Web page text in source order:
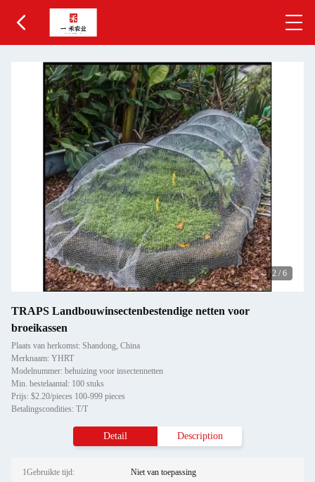
2 / 6
TRAPS Landbouwinsectenbestendige netten voor
broeikassen
Plaats van herkomst: Shandong, China
Merknaam: YHRT
Modelnummer: behuizing voor insectennetten
Min. bestelaantal: 100 stuks
Prijs: $2.20/pieces 100-999 pieces
Betalingscondities: T/T
Detail Description
1Gebruikte tijd: Niet van toepassing